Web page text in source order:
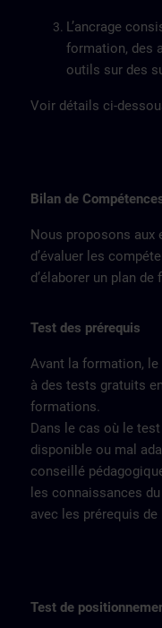
L’ancrage
formation, des
outils sur des
Voir détails ci-
Bilan de
Nous proposons aux
d’évaluer les
d’élaborer un plan
Test des prérequis
Avant la formation,
à des tests gratuits
formations.
Dans le cas où le
disponible ou mal
conseillé
les connaissances
avec les prérequis
Test de